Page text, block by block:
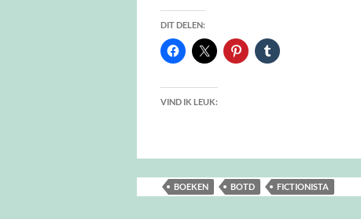
DIT DELEN:
VIND IK LEUK:
BOEKEN BOTD FICTIONISTA